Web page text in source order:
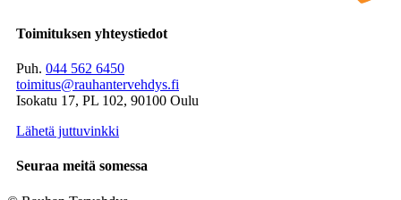
Toimituksen yhteystiedot
Puh. 044 562 6450
toimitus@rauhantervehdys.fi
Isokatu 17, PL 102, 90100 Oulu
Lähetä juttuvinkki
Seuraa meitä somessa